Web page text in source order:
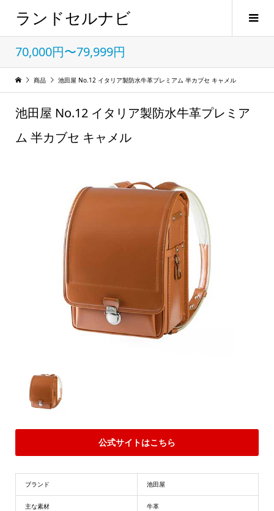
ランドセルナビ
70,000円〜79,999円
商品 池田屋 No.12 イタリア製防水牛革プレミアム 半カブセ キャメル
池田屋 No.12 イタリア製防水牛革プレミア
ム 半カブセ キャメル
公式サイトはこちら
ブランド 池田屋
主な素材 牛革